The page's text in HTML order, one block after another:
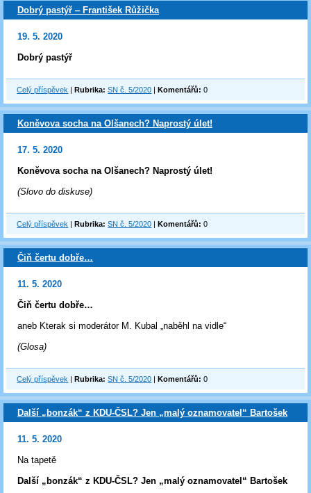
Dobrý pastýř ‒ František Růžička
19. 5. 2020
Dobrý pastýř
Celý příspěvek |Rubrika: SN č. 5/2020 |Komentářů: 0
Koněvova socha na Olšanech? Naprostý úlet!
17. 5. 2020
Koněvova socha na Olšanech? Naprostý úlet!
(Slovo do diskuse)
Celý příspěvek |Rubrika: SN č. 5/2020 |Komentářů: 0
Čiň čertu dobře…
11. 5. 2020
Čiň čertu dobře…
aneb Kterak si moderátor M. Kubal „naběhl na vidle“
(Glosa)
Celý příspěvek |Rubrika: SN č. 5/2020 |Komentářů: 0
Další „bonzák“ z KDU-ČSL? Jen „malý oznamovatel“ Bartošek
11. 5. 2020
Na tapetě
Další „bonzák“ z KDU-ČSL? Jen „malý oznamovatel“ Bartošek